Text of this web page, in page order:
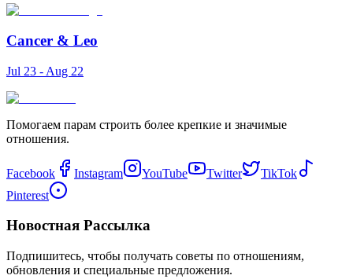
Cancer & Leo
Jul 23 - Aug 22
Помогаем парам строить более крепкие и значимые
отношения.
Facebook Instagram YouTube Twitter
TikTok
Pinterest
Новостная Рассылка
Подпишитесь, чтобы получать советы по отношениям,
обновления и специальные предложения.